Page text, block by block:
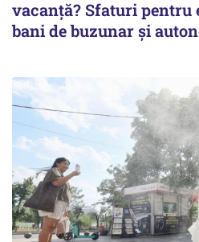
vacanță? Sfaturi
bani de buzunar și